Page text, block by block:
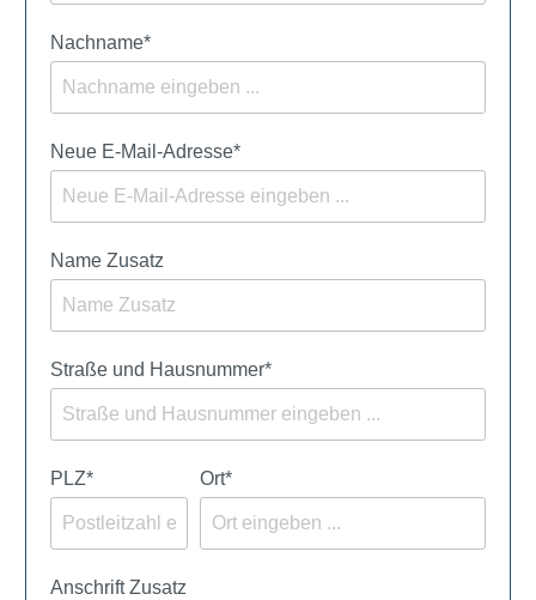
Nachname*
Neue E-Mail-Adresse*
Name Zusatz
Straße und Hausnummer*
PLZ* Ort*
Anschrift Zusatz